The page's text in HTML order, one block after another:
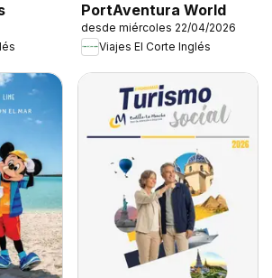
PortAventura World
desde miércoles 22/04/2026
Viajes El Corte Inglés